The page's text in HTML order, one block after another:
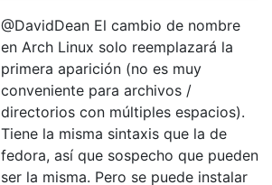
@DavidDean El cambio de nombre
en Arch Linux solo reemplazará la
primera aparición (no es muy
conveniente para archivos /
directorios con múltiples espacios).
Tiene la misma sintaxis que la de
fedora, así que sospecho que pueden
ser la misma. Pero se puede instalar